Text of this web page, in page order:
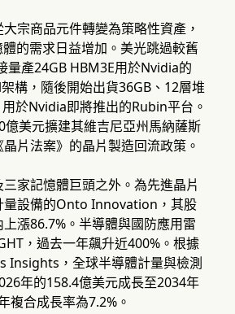
宗商品元件轉變為策略性資產，
的需求日益增加。美光跳過較舊
量產24GB HBM3E用於Nvidia的
構，隨後開始出貨36GB、12層堆
於Nvidia即將推出的Rubin平台。
億美元擴建其維吉尼亞州馬納薩斯
片法案》的晶片製造回流政策。
家記憶體巨頭之外。為先進晶片
量設備的Onto Innovation，其股
漲86.7%。半導體與國防應用雷
，過去一年飆升近400%。根據
Insights，全球半導體計量與檢測
年的158.4億美元成長至2034年
複合成長率為7.2%。